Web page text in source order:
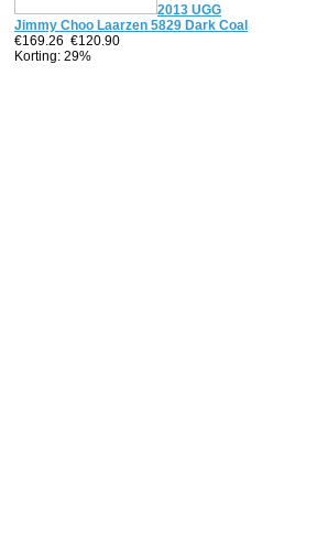
2013 UGG
Jimmy Choo Laarzen 5829 Dark Coal
€169.26 €120.90
Korting: 29%